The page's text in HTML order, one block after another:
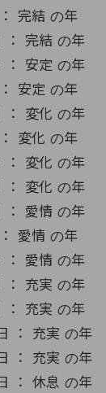
完結 の年
： 完結 の年
： 安定 の年
安定 の年
： 変化 の年
変化 の年
： 変化 の年
： 変化 の年
： 愛情 の年
愛情 の年
： 愛情 の年
： 充実 の年
： 充実 の年
： 充実 の年
： 充実 の年
： 休息 の年